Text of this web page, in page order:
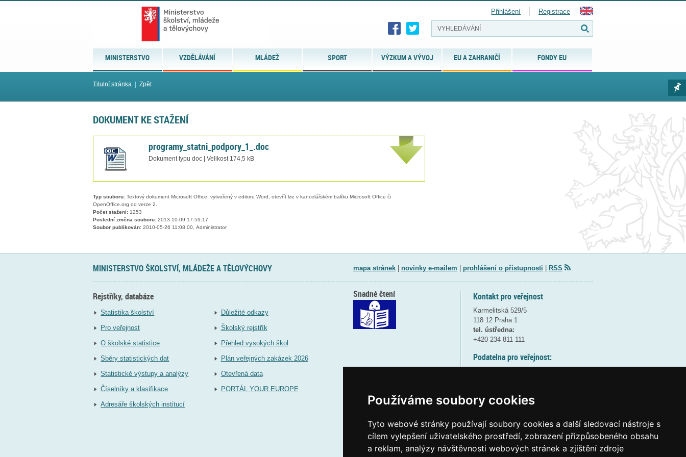
Používáme soubory cookies
Tyto webové stránky používají soubory cookies a další sledovací nástroje s
cílem vylepšení uživatelského prostředí, zobrazení přizpůsobeného obsahu
a reklam, analýzy návštěvnosti webových stránek a zjištění zdroje
MINISTERSTVO VZDĚLÁVÁNÍ MLÁDEŽ SPORT VÝZKUM A VÝVOJ EU A ZAHRANIČÍ FONDY EU
Přihlášení Registrace
Titulní stránka Zpět
DOKUMENT KE STAŽENÍ
programy_statni_podpory_1_.doc
Dokument typu doc | Velikost 174,5 kB
Typ souboru: Textový dokument Microsoft Office, vytvořený v editoru Word, otevřít lze v kancelářském balíku Microsoft Office či
OpenOffice.org od verze 2.
Počet stažení: 1253
Poslední změna souboru: 2013-10-09 17:59:17
Soubor publikován: 2010-05-26 11:08:00, Administrator
MINISTERSTVO ŠKOLSTVÍ, MLÁDEŽE A TĚLOVÝCHOVY mapa stránek| novinky e-mailem prohlášení o přístupnosti RSS
Rejstříky, databáze
Statistika školství
Pro veřejnost
O školské statistice
Sběry statistických dat
Statistické výstupy a analýzy
Číselníky a klasifikace
Adresáře školských institucí
Důležité odkazy
Školský rejstřík
Přehled vysokých škol
Plán veřejných zakázek 2026
Otevřená data
PORTÁL YOUR EUROPE
Kontakt pro veřejnost
Karmelitská 529/5
118 12 Praha 1
tel. ústředna:
+420 234 811 111
Podatelna pro veřejnost:
(více informací
Elektronická podatelna:
posta@msmtgov cz
Snadné čtení